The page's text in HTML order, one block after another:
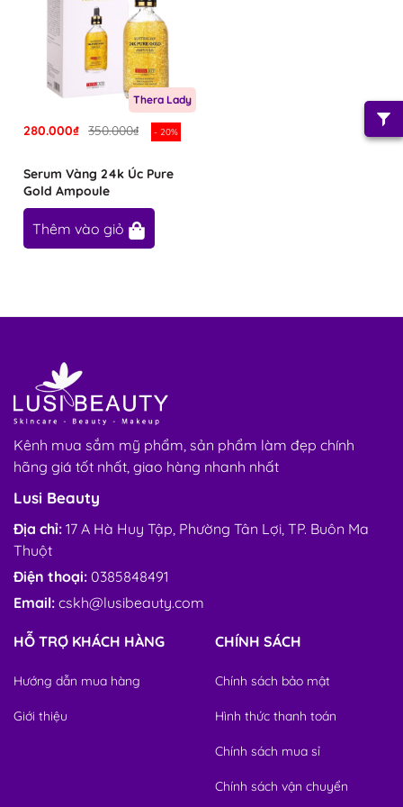
Thera Lady
280.000₫ 350.000₫ - 20%
Serum Vàng 24k Úc Pure
Gold Ampoule
Thêm vào giỏ
Kênh mua sắm mỹ phẩm, sản phẩm làm đẹp chính
hãng giá tốt nhất, giao hàng nhanh nhất
Lusi Beauty
Địa chỉ: 17 A Hà Huy Tập, Phường Tân Lợi, TP. Buôn Ma
Thuột
Điện thoại: 0385848491
Email: cskh@lusibeauty.com
HỖ TRỢ KHÁCH HÀNG
Hướng dẫn mua hàng
Giới thiệu
CHÍNH SÁCH
Chính sách bảo mật
Hình thức thanh toán
Chính sách mua sỉ
Chính sách vận chuyển